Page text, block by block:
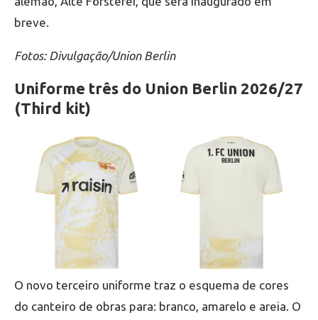
breve.
Fotos: Divulgação/Union Berlin
Uniforme três do Union Berlin 2026/27
(Third kit)
O novo terceiro uniforme traz o esquema de cores
do canteiro de obras para: branco, amarelo e areia. O